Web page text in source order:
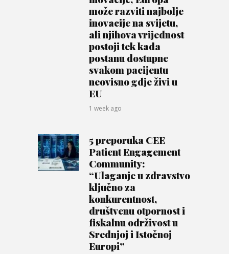
može razviti najbolje
inovacije na svijetu,
ali njihova vrijednost
postoji tek kada
postanu dostupne
svakom pacijentu
neovisno gdje živi u
EU
1 week ago
5 preporuka CEE
Patient Engagement
Community:
“Ulaganje u zdravstvo
ključno za
konkurentnost,
društvenu otpornost i
fiskalnu održivost u
Srednjoj i Istočnoj
Europi”